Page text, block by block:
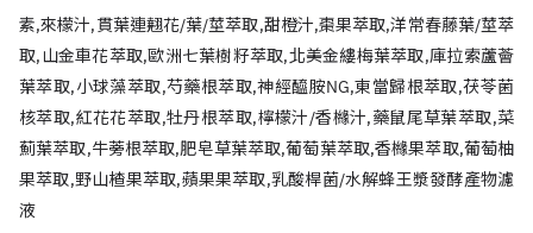
素,來檬汁,貫葉連翹花/葉/莖萃取,甜橙汁,棗果萃取,洋常春藤葉/莖萃
取, 山金車花萃取,歐洲七葉樹籽萃取,北美金縷梅葉萃取,庫拉索蘆薈
葉萃取,小球藻萃取,芍藥根萃取,神經醯胺NG,東當歸根萃取,茯苓菌
核萃取,紅花花萃取,牡丹根萃取,檸檬汁/香櫞汁,藥鼠尾草葉萃取,菜
薊葉萃取,牛蒡根萃取,肥皂草葉萃取,葡萄葉萃取,香櫞果萃取,葡萄柚
果萃取,野山楂果萃取,蘋果果萃取,乳酸桿菌/水解蜂王漿發酵產物濾
液